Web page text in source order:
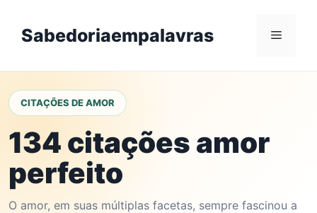
contentSabedoriaempalavras Menu
CITAÇÕES DE AMOR
134 citações amor
perfeito
O amor, em suas múltiplas facetas, sempre fascinou a